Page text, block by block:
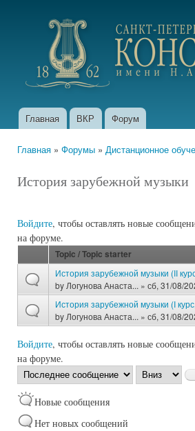
Главное меню
Главная ВКР Форум
Главная » Форумы » Дистанционное
История зарубежной музыки
Войдите, чтобы оставлять новые
на форуме.
Topic / Topic starter
История зарубежной музыки (II
by Логунова Анаста... » сб, 31/08/
История зарубежной музыки (I
by Логунова Анаста... » сб, 31/08/
Войдите, чтобы оставлять новые
на форуме.
Сортировка
по
Сортировка
Новые сообщения
Нет новых сообщений